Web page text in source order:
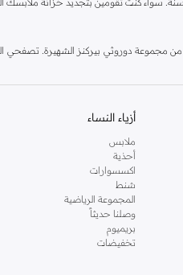
دوروثي بيركنز الشهيرة. تصفحي
أزياء النساء
ملابس
أحذية
اكسسوارات
شنط
المجموعة الرياضية
وصلنا حديثاً
بريميوم
تخفيضات